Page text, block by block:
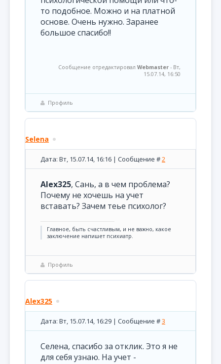
то подобное. Можно и на платной
основе. Очень нужно. Заранее
большое спасибо!!
Сообщение отредактировал Webmaster - Вт,
15.07.14, 16:50
Профиль
Selena
Дата: Вт, 15.07.14, 16:16 | Сообщение #2
Alex325, Сань, а в чем проблема?
Почему не хочешь на учет
вставать? Зачем теье психолог?
Главное, быть счастливым, и не важно, какое
заключение напишет психиатр.
Профиль
Alex325
Дата: Вт, 15.07.14, 16:29 | Сообщение #3
Селена, спасибо за отклик. Это я не
для себя узнаю. На учет -